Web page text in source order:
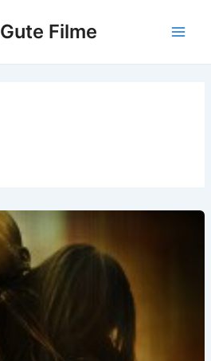
Filme